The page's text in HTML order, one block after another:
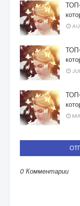
0 Комментарии